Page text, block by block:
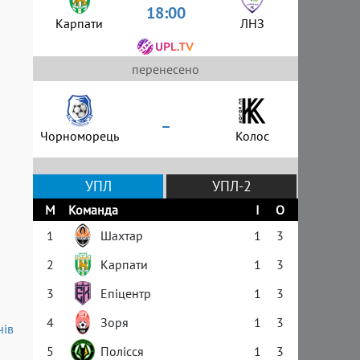
Карпати 18:00 ЛНЗ
перенесено
Чорноморець – Колос
УПЛ УПЛ-2
М Команда І
О
1
Шахтар 1
3
2
Карпати 1
3
3
Епіцентр 1
3
4
Зоря 1
3
5
Полісся 1 3